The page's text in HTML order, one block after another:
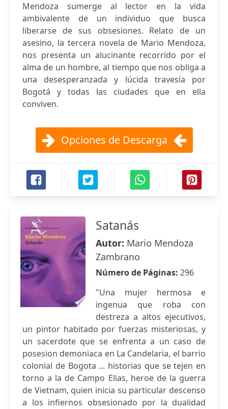
Mendoza sumerge al lector en la vida
ambivalente de un individuo que busca
liberarse de sus obsesiones. Relato de un
asesino, la tercera novela de Mario Mendoza,
nos presenta un alucinante recorrido por el
alma de un hombre, al tiempo que nos obliga a
una desesperanzada y lúcida travesía por
Bogotá y todas las ciudades que en ella
conviven.
Opciones de Descarga
Satanás
Autor: Mario Mendoza
Zambrano
Número de Páginas: 296
"Una mujer hermosa e
ingenua que roba con
destreza a altos ejecutivos,
un pintor habitado por fuerzas misteriosas, y
un sacerdote que se enfrenta a un caso de
posesion demoniaca en La Candelaria, el barrio
colonial de Bogota ... historias que se tejen en
torno a la de Campo Elias, heroe de la guerra
de Vietnam, quien inicia su particular descenso
a los infiernos obsesionado por la dualidad